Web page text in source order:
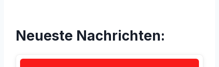
Neueste Nachrichten: